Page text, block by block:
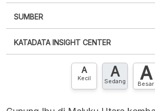
XLS
SUMBER
punya akun?Silakan Daftar sekarang
KATADATA INSIGHT CENTER
Hubungi sekarang »
A
Kecil A
Sedang A
Besar